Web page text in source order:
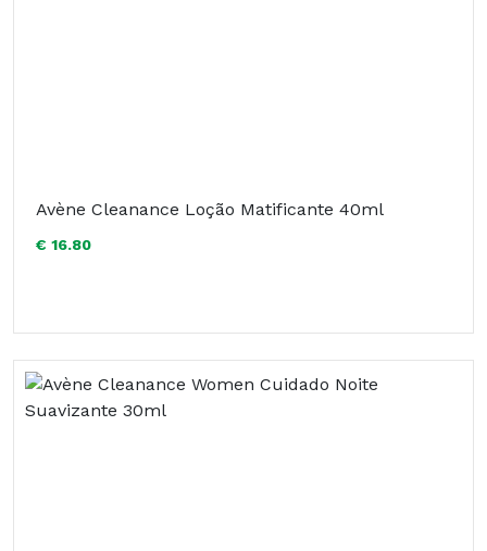
Avène Cleanance Loção Matificante 40ml
€ 16.80